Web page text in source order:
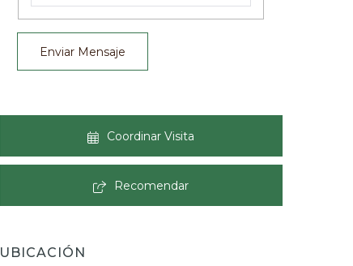
Enviar Mensaje
Coordinar Visita
Recomendar
UBICACIÓN